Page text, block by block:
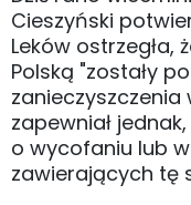
Cieszyński
Leków
Polską "zostały
zanieczyszczenia
zapewniał
o wycofaniu lub
zawierających tę